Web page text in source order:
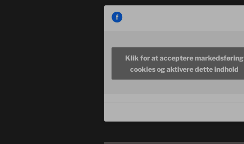
Klik for at acceptere markedsføring
cookies og aktivere dette indhold